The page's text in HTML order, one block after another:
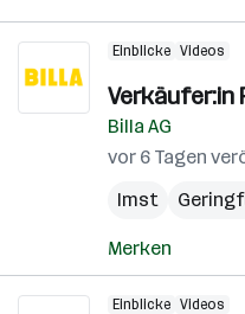
Einblicke Videos
Verkäufer:in
Billa AG
vor 6 Tagen
Imst
Merken
Einblicke Videos